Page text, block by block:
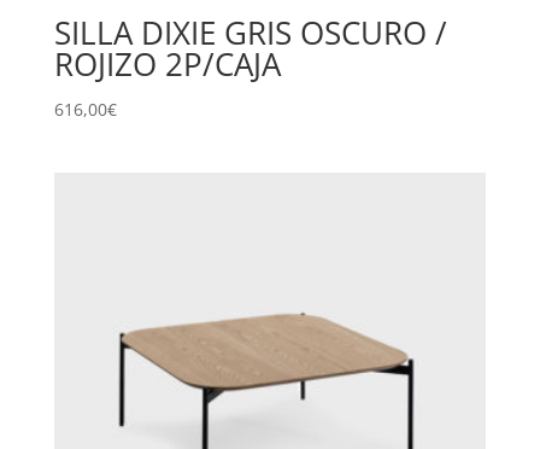
SILLA DIXIE GRIS OSCURO /
ROJIZO 2P/CAJA
616,00€